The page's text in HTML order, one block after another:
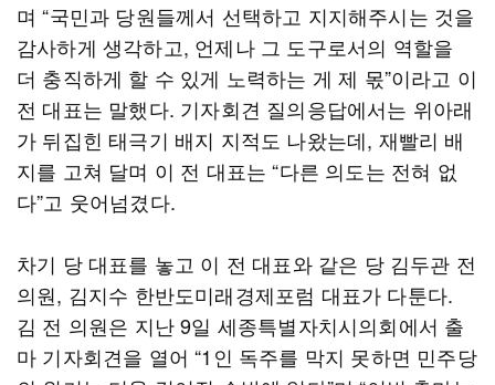
며 “국민과 당원들께서 선택하고 지지해주시는 것을
감사하게 생각하고, 언제나 그 도구로서의 역할을
더 충직하게 할 수 있게 노력하는 게 제 몫”이라고 이
전 대표는 말했다. 기자회견 질의응답에서는 위아래
가 뒤집힌 태극기 배지 지적도 나왔는데, 재빨리 배
지를 고쳐 달며 이 전 대표는 “다른 의도는 전혀 없
다”고 웃어넘겼다.
차기 당 대표를 놓고 이 전 대표와 같은 당 김두관 전
의원, 김지수 한반도미래경제포럼 대표가 다툰다.
김 전 의원은 지난 9일 세종특별자치시의회에서 출
마 기자회견을 열어 “1인 독주를 막지 못하면 민주당